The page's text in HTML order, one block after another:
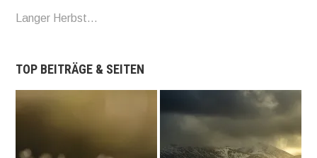
Langer Herbst…
TOP BEITRÄGE & SEITEN